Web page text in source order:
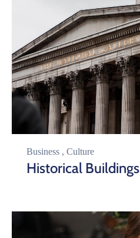
Business , Culture
Historical Buildings